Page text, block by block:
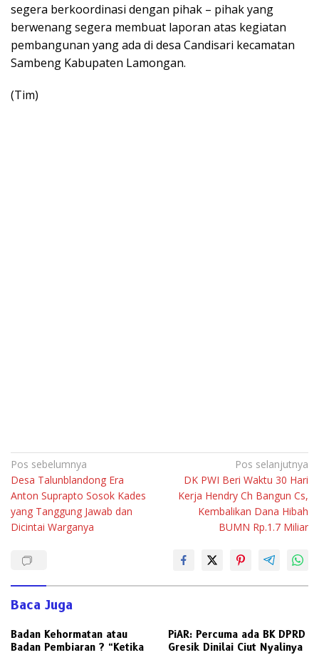
segera berkoordinasi dengan pihak – pihak yang
berwenang segera membuat laporan atas kegiatan
pembangunan yang ada di desa Candisari kecamatan
Sambeng Kabupaten Lamongan.
(Tim)
Navigasi
pos
Pos sebelumnya
Desa Talunblandong Era
Anton Suprapto Sosok Kades
yang Tanggung Jawab dan
Dicintai Warganya
Pos selanjutnya
DK PWI Beri Waktu 30 Hari
Kerja Hendry Ch Bangun Cs,
Kembalikan Dana Hibah
BUMN Rp.1.7 Miliar
Baca Juga
Badan Kehormatan atau
Badan Pembiaran ? “Ketika
PiAR: Percuma ada BK DPRD
Gresik Dinilai Ciut Nyalinya